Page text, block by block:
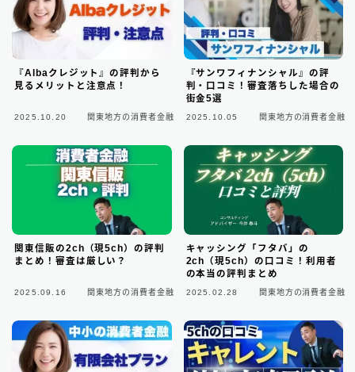
大阪府の消費者金融 7
関東地方の消費者金融
中部地方の消費者金融 9
近畿地方の消費者金融
中国地方・四国地方の消費者金融 23
九州地方の消費者金融
中小消費者金融で借りる
ファクタリング 75
『Albaクレジット』の評判から
見るメリットと注意点！
2025.10.20 関東地方の消費者金融
『サンワフィナンシャル』の評
判・口コミ！審査落ちした場合の
街金5選
2025.10.05 関東地方の消費者金融
関東信販の2ch（現5ch）の評判
まとめ！審査は厳しい？
2025.09.16 関東地方の消費者金融
キャッシング「フタバ」の
2ch（現5ch）の口コミ！利用者
の本当の評判まとめ
2025.02.28 関東地方の消費者金融